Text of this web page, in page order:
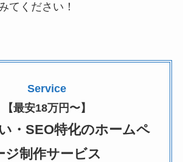
てください！
Service
【最安18万円〜】
・SEO特化のホームペ
ジ制作サービス